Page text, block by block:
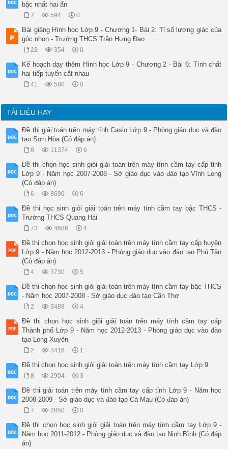
bậc nhất hai ẩn
7 594 0
Bài giảng Hình học Lớp 9 - Chương 1- Bài 2: Tỉ số lượng giác của
góc nhọn - Trường THCS Trần Hưng Đạo
22 354 0
Kế hoạch dạy thêm Hình học Lớp 9 - Chương 2 - Bài 6: Tính chất
hai tiếp tuyến cắt nhau
41 580 0
TÀI LIỆU HAY
Đề thi giải toán trên máy tính Casio Lớp 9 - Phòng giáo dục và đào
tạo Sơn Hòa (Có đáp án)
8 11374 6
Đề thi chọn học sinh giỏi giải toán trên máy tính cầm tay cấp tỉnh
Lớp 9 - Năm học 2007-2008 - Sở giáo dục vào đào tạo Vĩnh Long
(Có đáp án)
6 8690 6
Đề thi học sinh giỏi giải toán trên máy tính cầm tay bậc THCS -
Trường THCS Quang Hải
73 4686 4
Đề thi chọn học sinh giỏi giải toán trên máy tính cầm tay cấp huyện
Lớp 9 - Năm học 2012-2013 - Phòng giáo dục vào đào tạo Phú Tân
(Có đáp án)
4 3730 5
Đề thi chọn học sinh giỏi giải toán trên máy tính cầm tay bậc THCS
- Năm học 2007-2008 - Sở giáo dục đào tạo Cần Thơ
2 3488 4
Đề thi chọn học sinh giỏi giải toán trên máy tính cầm tay cấp
Thành phố Lớp 9 - Năm học 2012-2013 - Phòng giáo dục vào đào
tạo Long Xuyên
2 3416 1
Đề thi chọn học sinh giỏi giải toán trên máy tính cầm tay Lớp 9
8 2904 3
Đề thi giải toán trên máy tính cầm tay cấp tỉnh Lớp 9 - Năm học
2008-2009 - Sở giáo dục và đào tạo Cà Mau (Có đáp án)
7 2850 0
Đề thi chọn học sinh giỏi giải toán trên máy tính cầm tay Lớp 9 -
Năm học 2011-2012 - Phòng giáo dục và đào tạo Ninh Bình (Có đáp
án)